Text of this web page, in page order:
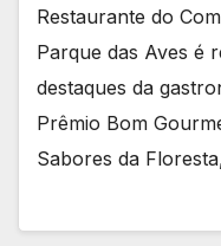
Restaurante do
Parque das Aves é
destaques da
Prêmio Bom
Sabores da